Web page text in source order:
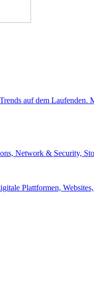
auf dem Laufenden.
Network & Security,
Plattformen,